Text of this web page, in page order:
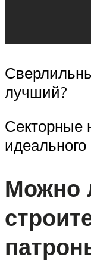
лучший?
Секторные
идеального
Можно